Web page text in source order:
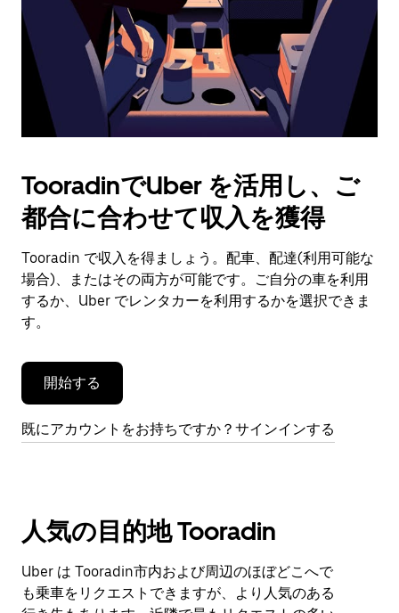
を
選
択
す。
ン
で
カ
ン
ダ
ー
を
閉
ま
す。
TooradinでUber を活用し、ご
都合に合わせて収入を獲得
Tooradin で収入を得ましょう。配車、配達(利用可能な
場合)、またはその両方が可能です。ご自分の車を利用
するか、Uber でレンタカーを利用するかを選択できま
す。
開始する
既にアカウントをお持ちですか？サインインする
人気の目的地 Tooradin
Uber は Tooradin市内および周辺のほぼどこへで
も乗車をリクエストできますが、より人気のある